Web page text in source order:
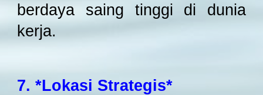
berdaya saing tinggi di dunia
kerja.
7. *Lokasi Strategis*